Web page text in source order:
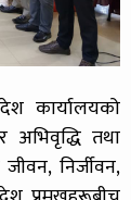
कार्यालयको
अभिवृद्धि तथा
निर्जीवन,